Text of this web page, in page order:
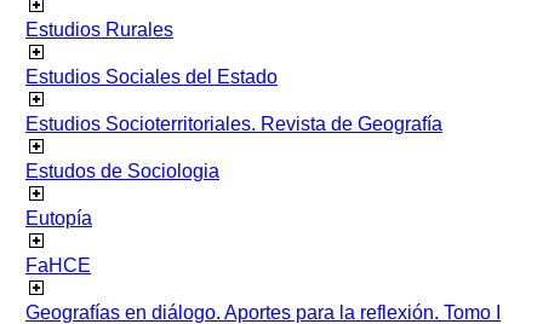
Estudios Rurales
Estudios Sociales del Estado
Estudios Socioterritoriales. Revista de Geografía
Estudos de Sociologia
Eutopía
FaHCE
Geografías en diálogo. Aportes para la reflexión. Tomo I